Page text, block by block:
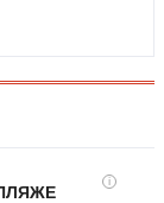
i